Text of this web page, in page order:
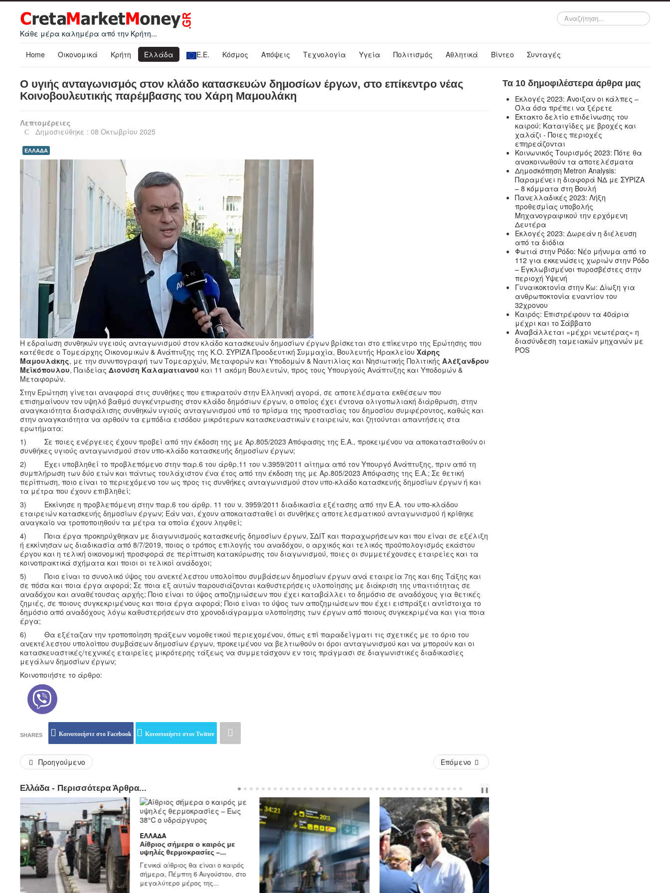
Κάθε μέρα καλημέρα από την Κρήτη...
Αναζήτηση...
Home Οικονομικά Κρήτη Ελλάδα Ε.Ε. Κόσμος Απόψεις Τεχνολογία Υγεία Πολιτισμός Αθλητικά Βίντεο Συνταγές
Ο υγιής ανταγωνισμός στον κλάδο κατασκευών δημοσίων έργων, στο επίκεντρο νέας
Κοινοβουλευτικής παρέμβασης του Χάρη Μαμουλάκη
Λεπτομέρειες
Δημοσιεύθηκε : 08 Οκτωβρίου 2025
ΕΛΛΑΔΑ
Η εδραίωση συνθηκών υγειούς ανταγωνισμού στον κλάδο κατασκευών δημοσίων έργων βρίσκεται στο επίκεντρο της Ερώτησης που
κατέθεσε ο Τομεάρχης Οικονομικών & Ανάπτυξης της Κ.Ο. ΣΥΡΙΖΑ Προοδευτική Συμμαχία, Βουλευτής Ηρακλείου Χάρης
Μαμουλάκης, με την συνυπογραφή των Τομεαρχών, Μεταφορών και Υποδομών & Ναυτιλίας και Νησιωτικής Πολιτικής Αλέξανδρου
Μεϊκόπουλου, Παιδείας Διονύση Καλαματιανού και 11 ακόμη Βουλευτών, προς τους Υπουργούς Ανάπτυξης και Υποδομών &
Μεταφορών.
Στην Ερώτηση γίνεται αναφορά στις συνθήκες που επικρατούν στην Ελληνική αγορά, σε αποτελέσματα εκθέσεων που
επισημαίνουν τον υψηλό βαθμό συγκέντρωσης στον κλάδο δημόσιων έργων, ο οποίος έχει έντονα ολιγοπωλιακή διάρθρωση, στην
αναγκαιότητα διασφάλισης συνθηκών υγιούς ανταγωνισμού υπό το πρίσμα της προστασίας του δημοσίου συμφέροντος, καθώς και
στην αναγκαιότητα να αρθούν τα εμπόδια εισόδου μικρότερων κατασκευαστικών εταιρειών, και ζητούνται απαντήσεις στα
ερωτήματα:
1) Σε ποιες ενέργειες έχουν προβεί από την έκδοση της με Αρ.805/2023 Απόφασης της Ε.Α., προκειμένου να αποκατασταθούν οι
συνθήκες υγιούς ανταγωνισμού στον υπο-κλάδο κατασκευής δημοσίων έργων;
2) Έχει υποβληθεί το προβλεπόμενο στην παρ.6 του άρθρ.11 του ν.3959/2011 αίτημα από τον Υπουργό Ανάπτυξης, πριν από τη
συμπλήρωση των δύο ετών και πάντως τουλάχιστον ένα έτος από την έκδοση της με Αρ.805/2023 Απόφασης της Ε.Α.; Σε θετική
περίπτωση, ποιο είναι το περιεχόμενο του ως προς τις συνθήκες ανταγωνισμού στον υπο-κλάδο κατασκευής δημοσίων έργων ή και
τα μέτρα που έχουν επιβληθεί;
3) Εκκίνησε η προβλεπόμενη στην παρ.6 του άρθρ. 11 του ν. 3959/2011 διαδικασία εξέτασης από την Ε.Α. του υπο-κλάδου
εταιρειών κατασκευής δημοσίων έργων; Εάν ναι, έχουν αποκατασταθεί οι συνθήκες αποτελεσματικού ανταγωνισμού ή κρίθηκε
αναγκαίο να τροποποιηθούν τα μέτρα τα οποία έχουν ληφθεί;
4) Ποια έργα προκηρύχθηκαν με διαγωνισμούς κατασκευής δημοσίων έργων, ΣΔΙΤ και παραχωρήσεων και που είναι σε εξέλιξη
ή εκκίνησαν ως διαδικασία από 8/7/2019, ποιος ο τρόπος επιλογής του αναδόχου, ο αρχικός και τελικός προϋπολογισμός εκάστου
έργου και η τελική οικονομική προσφορά σε περίπτωση κατακύρωσης του διαγωνισμού, ποιες οι συμμετέχουσες εταιρείες και τα
κοινοπρακτικά σχήματα και ποιοι οι τελικοί ανάδοχοι;
5) Ποιο είναι το συνολικό ύψος του ανεκτέλεστου υπολοίπου συμβάσεων δημοσίων έργων ανά εταιρεία 7ης και 6ης Τάξης και
σε πόσα και ποια έργα αφορά; Σε ποια εξ αυτών παρουσιάζονται καθυστερήσεις υλοποίησης με διάκριση της υπαιτιότητας σε
αναδόχου και αναθέτουσας αρχής; Ποιο είναι το ύψος αποζημιώσεων που έχει καταβάλλει το δημόσιο σε αναδόχους για θετικές
ζημιές, σε ποιους συγκεκριμένους και ποια έργα αφορά; Ποιο είναι το ύψος των αποζημιώσεων που έχει εισπράξει αντίστοιχα το
δημόσιο από αναδόχους λόγω καθυστερήσεων στο χρονοδιάγραμμα υλοποίησης των έργων από ποιους συγκεκριμένα και για ποια
έργα;
6) Θα εξέταζαν την τροποποίηση πράξεων νομοθετικού περιεχομένου, όπως επί παραδείγματι τις σχετικές με το όριο του
ανεκτέλεστου υπολοίπου συμβάσεων δημοσίων έργων, προκειμένου να βελτιωθούν οι όροι ανταγωνισμού και να μπορούν και οι
κατασκευαστικές/τεχνικές εταιρείες μικρότερης τάξεως να συμμετάσχουν εν τοις πράγμασι σε διαγωνιστικές διαδικασίες
μεγάλων δημοσίων έργων;
Κοινοποιήστε το άρθρο:
SHARES Κοινοποιήστε στο Facebook Κοινοποιήστε στον Twitter
Προηγούμενο Επόμενο
Ελλάδα - Περισσότερα Άρθρα... PREVNEXT
❚❚
ΕΛΛΆΔΑ
Αίθριος σήμερα ο καιρός με
υψηλές θερμοκρασίες –...
Γενικά αίθριος θα είναι ο καιρός
σήμερα, Πέμπτη 6 Αυγούστου, στο
μεγαλύτερο μέρος της...
Τα 10 δημοφιλέστερα άρθρα μας
Εκλογές 2023: Άνοιξαν οι κάλπες –
Όλα όσα πρέπει να ξέρετε
Έκτακτο δελτίο επιδείνωσης του
καιρού: Καταιγίδες με βροχές και
χαλάζι - Ποιες περιοχές
επηρεάζονται
Κοινωνικός Τουρισμός 2023: Πότε θα
ανακοινωθούν τα αποτελέσματα
Δημοσκόπηση Metron Analysis:
Παραμένει η διαφορά ΝΔ με ΣΥΡΙΖΑ
– 8 κόμματα στη Βουλή
Πανελλαδικές 2023: Λήξη
προθεσμίας υποβολής
Μηχανογραφικού την ερχόμενη
Δευτέρα
Εκλογές 2023: Δωρεάν η διέλευση
από τα διόδια
Φωτιά στην Ρόδο: Νέο μήνυμα από το
112 για εκκενώσεις χωριών στην Ρόδο
– Εγκλωβισμένοι πυροσβέστες στην
περιοχή Υψενή
Γυναικοκτονία στην Κω: Δίωξη για
ανθρωποκτονία εναντίον του
32χρονου
Καιρός: Επιστρέφουν τα 40άρια
μέχρι και το Σάββατο
Αναβάλλεται «μέχρι νεωτέρας» η
διασύνδεση ταμειακών μηχανών με
POS